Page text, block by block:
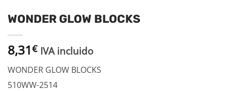
WONDER GLOW BLOCKS
8,31€ IVA incluido
WONDER GLOW BLOCKS
510WW-2514